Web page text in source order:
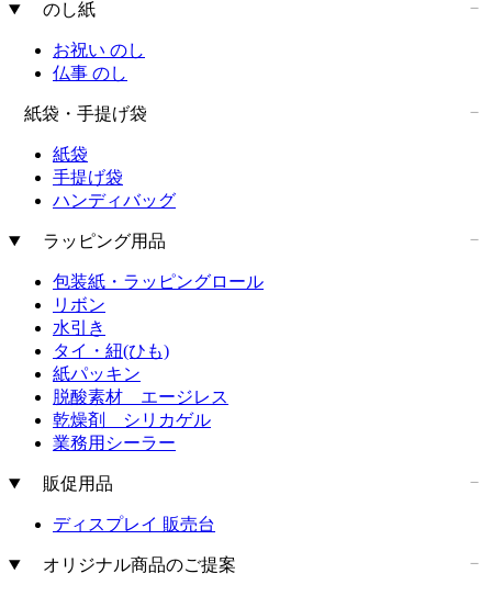
のし紙
お祝い のし
仏事 のし
紙袋・手提げ袋
紙袋
手提げ袋
ハンディバッグ
ラッピング用品
包装紙・ラッピングロール
リボン
水引き
タイ・紐(ひも)
紙パッキン
脱酸素材 エージレス
乾燥剤 シリカゲル
業務用シーラー
販促用品
ディスプレイ 販売台
オリジナル商品のご提案